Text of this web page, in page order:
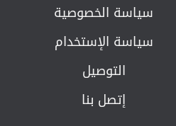
سياسة الخصوصية
سياسة الإستخدام
التوصيل
إتصل بنا